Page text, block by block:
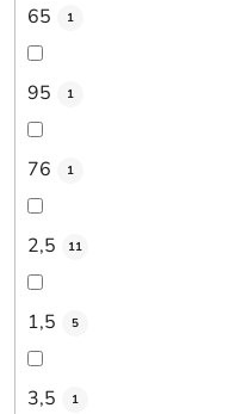
65 1
95 1
76 1
2,5 11
1,5 5
3,5 1